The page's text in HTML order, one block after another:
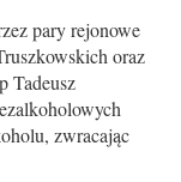
pary rejonowe
oraz
Tadeusz
zwracając